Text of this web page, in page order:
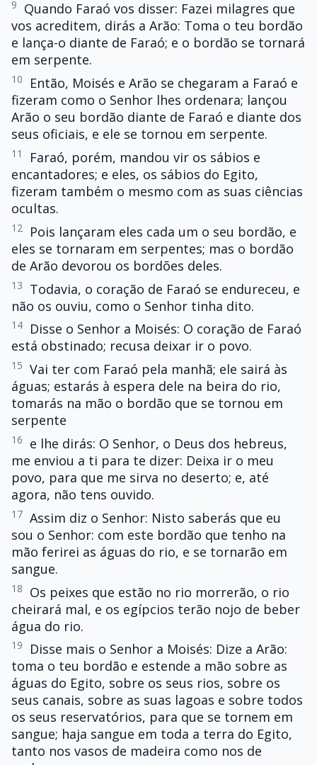
9
Quando Faraó vos disser: Fazei milagres que
vos acreditem, dirás a Arão: Toma o teu bordão
e lança-o diante de Faraó; e o bordão se tornará
em serpente.
10
Então, Moisés e Arão se chegaram a Faraó e
fizeram como o Senhor lhes ordenara; lançou
Arão o seu bordão diante de Faraó e diante dos
seus oficiais, e ele se tornou em serpente.
11
Faraó, porém, mandou vir os sábios e
encantadores; e eles, os sábios do Egito,
fizeram também o mesmo com as suas ciências
ocultas.
12
Pois lançaram eles cada um o seu bordão, e
eles se tornaram em serpentes; mas o bordão
de Arão devorou os bordões deles.
13
Todavia, o coração de Faraó se endureceu, e
não os ouviu, como o Senhor tinha dito.
14
Disse o Senhor a Moisés: O coração de Faraó
está obstinado; recusa deixar ir o povo.
15 Vai ter com Faraó pela manhã; ele sairá às
águas; estarás à espera dele na beira do rio,
tomarás na mão o bordão que se tornou em
serpente
16
e lhe dirás: O Senhor, o Deus dos hebreus,
me enviou a ti para te dizer: Deixa ir o meu
povo, para que me sirva no deserto; e, até
agora, não tens ouvido.
17 Assim diz o Senhor: Nisto saberás que eu
sou o Senhor: com este bordão que tenho na
mão ferirei as águas do rio, e se tornarão em
sangue.
18
Os peixes que estão no rio morrerão, o rio
cheirará mal, e os egípcios terão nojo de beber
água do rio.
19
Disse mais o Senhor a Moisés: Dize a Arão:
toma o teu bordão e estende a mão sobre as
águas do Egito, sobre os seus rios, sobre os
seus canais, sobre as suas lagoas e sobre todos
os seus reservatórios, para que se tornem em
sangue; haja sangue em toda a terra do Egito,
tanto nos vasos de madeira como nos de